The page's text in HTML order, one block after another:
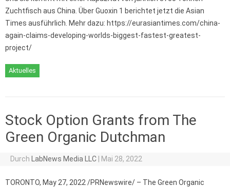
Zuchtfisch aus China. Über Guoxin 1 berichtet jetzt die Asian
Times ausführlich. Mehr dazu: https://eurasiantimes.com/china-
again-claims-developing-worlds-biggest-fastest-greatest-
project/
Aktuelles
Stock Option Grants from The
Green Organic Dutchman
Durch LabNews Media LLC Mai 28, 2022
TORONTO, May 27, 2022 /PRNewswire/ – The Green Organic